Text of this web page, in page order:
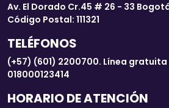
Av. El Dorado Cr.45 # 26 - 33
Código Postal: 111321
TELÉFONOS
(+57) (601) 2200700. Línea
018000123414
HORARIO DE ATENCIÓN